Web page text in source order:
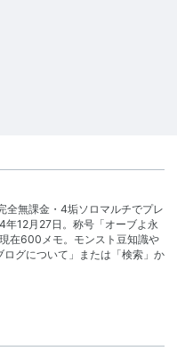
全無課金・4垢ソロマルチでプレ
12月27日。称号「オーブよ永
在600メモ。モンスト豆知識や
グについて」または「検索」か